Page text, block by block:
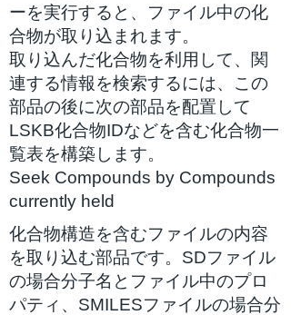
ーを実行すると、ファイル中の化
合物が取り込まれます。
取り込んだ化合物を利用して、関
連する情報を検索するには、この
部品の後に次の部品を配置して
LSKB化合物IDなどを含む化合物一
覧表を構築します。
Seek Compounds by Compounds
currently held
化合物構造を含むファイルの内容
を取り込む部品です。SDファイル
の場合分子名とファイル中のプロ
パティ、SMILESファイルの場合分